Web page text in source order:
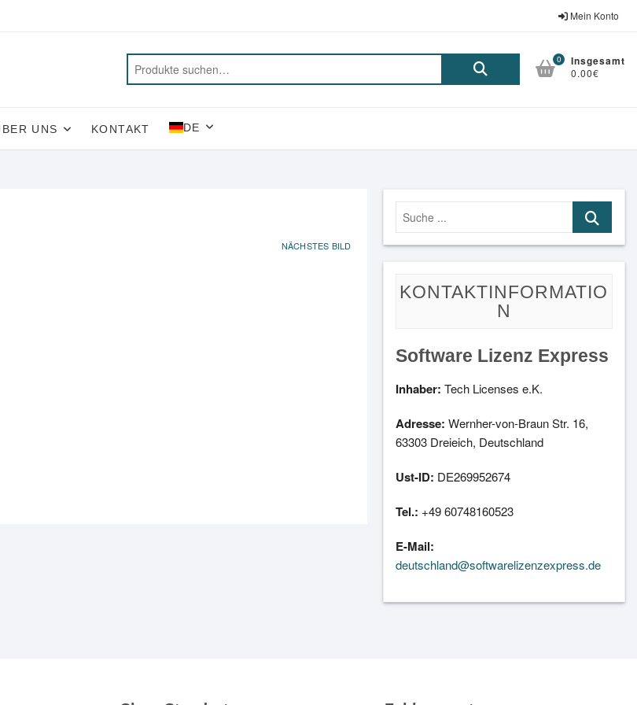
Mein Konto
Suche
nach:
0 Insgesamt
0.00€
UNS KONTAKT DE
NÄCHSTES BILD
Suche
...
KONTAKTINFORMATIO
N
Software Lizenz Express
Inhaber: Tech Licenses e.K.
Adresse: Wernher-von-Braun Str. 16,
63303 Dreieich, Deutschland
Ust-ID: DE269952674
Tel.: +49 60748160523
E-Mail:
deutschland@softwarelizenzexpress.de